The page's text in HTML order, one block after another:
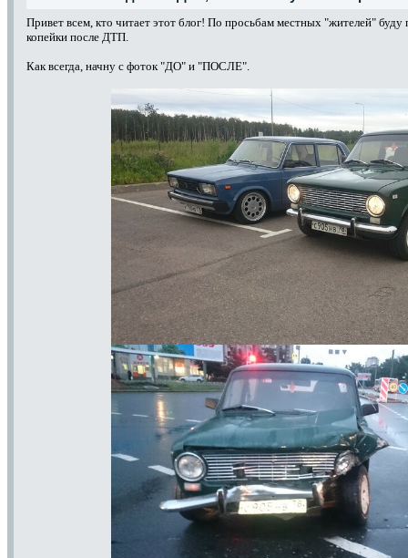
Привет всем, кто читает этот блог! По просьбам местных "жителей" буду
копейки после ДТП.
Как всегда, начну с фоток "ДО" и "ПОСЛЕ".